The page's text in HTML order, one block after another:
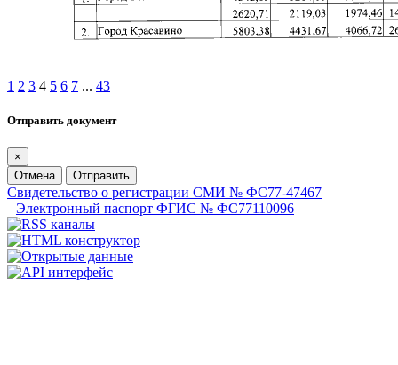
1 2 3 4 5 6 7 ... 43
Отправить документ
×
Отмена
Отправить
Свидетельство о регистрации СМИ № ФС77-47467
Электронный паспорт ФГИС № ФС77110096